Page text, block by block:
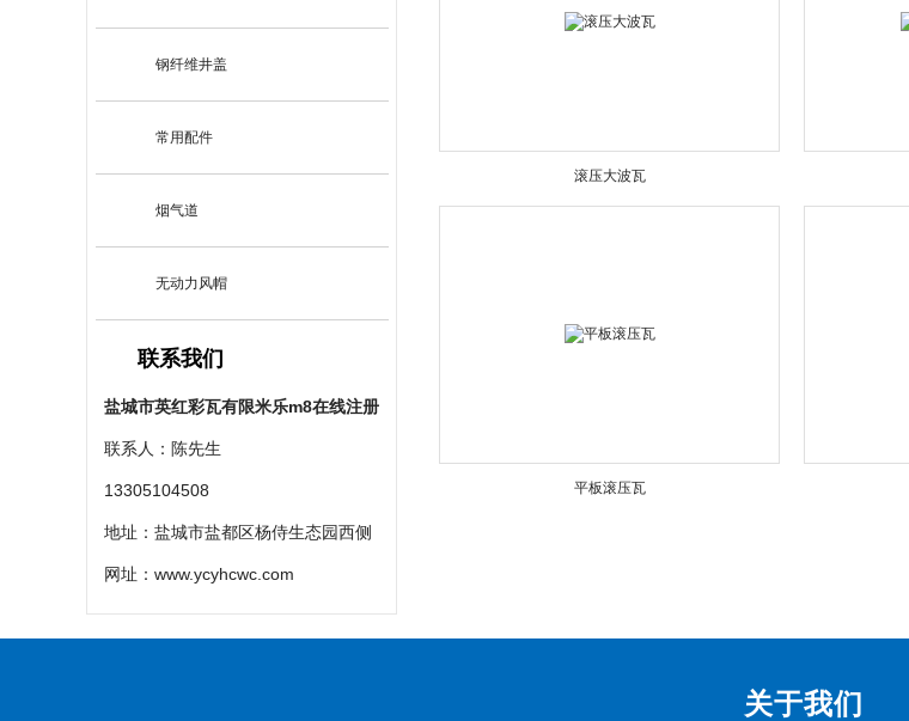
钢纤维井盖
常用配件
烟气道
无动力风帽
联系我们
盐城市英红彩瓦有限米乐m8在线注册
联系人：陈先生
13305104508
地址：盐城市盐都区杨侍生态园西侧
网址： www.ycyhcwc.com
滚压大波瓦
平板滚压瓦
关于我们